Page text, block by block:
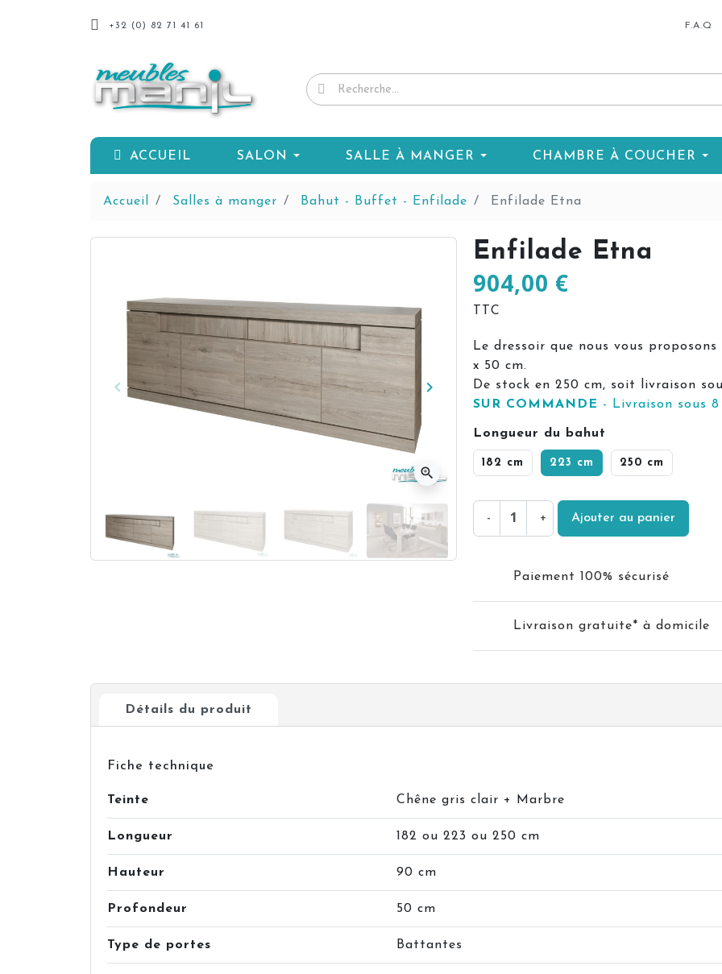
+32 (0) 82 71 41 61 F.A.Q
ACCUEIL SALON SALLE À MANGER CHAMBRE À COUCHER
Accueil Salles à manger Bahut - Buffet - Enfilade Enfilade Etna
Précédent
keyboard_arrow_left Suivant
keyboard_arrow_right
zoom_in
Enfilade Etna
904,00 €
TTC
Le dressoir que nous vous
x 50 cm.
De stock en 250 cm, soit livraison
SUR COMMANDE - Livraison sous 8
Longueur du bahut
182 cm 223 cm 250 cm
- + Ajouter au panier
Paiement 100% sécurisé
Livraison gratuite* à domicile
Détails du produit
Fiche technique
Teinte Chêne gris clair + Marbre
Longueur 182 ou 223 ou 250 cm
Hauteur 90 cm
Profondeur 50 cm
Type de portes Battantes